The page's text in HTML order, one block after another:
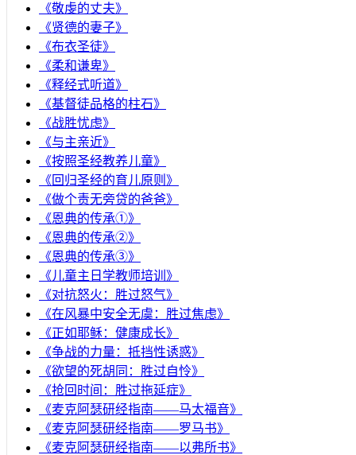
《敬虔的丈夫》
《贤德的妻子》
《布衣圣徒》
《柔和谦卑》
《释经式听道》
《基督徒品格的柱石》
《战胜忧虑》
《与主亲近》
《按照圣经教养儿童》
《回归圣经的育儿原则》
《做个责无旁贷的爸爸》
《恩典的传承①》
《恩典的传承②》
《恩典的传承③》
《儿童主日学教师培训》
《对抗怒火：胜过怒气》
《在风暴中安全无虞：胜过焦虑》
《正如耶稣：健康成长》
《争战的力量：抵挡性诱惑》
《欲望的死胡同：胜过自怜》
《抢回时间：胜过拖延症》
《麦克阿瑟研经指南——马太福音》
《麦克阿瑟研经指南——罗马书》
《麦克阿瑟研经指南——以弗所书》